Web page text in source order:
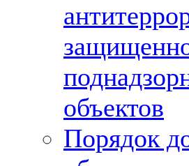
объектов
Порядок